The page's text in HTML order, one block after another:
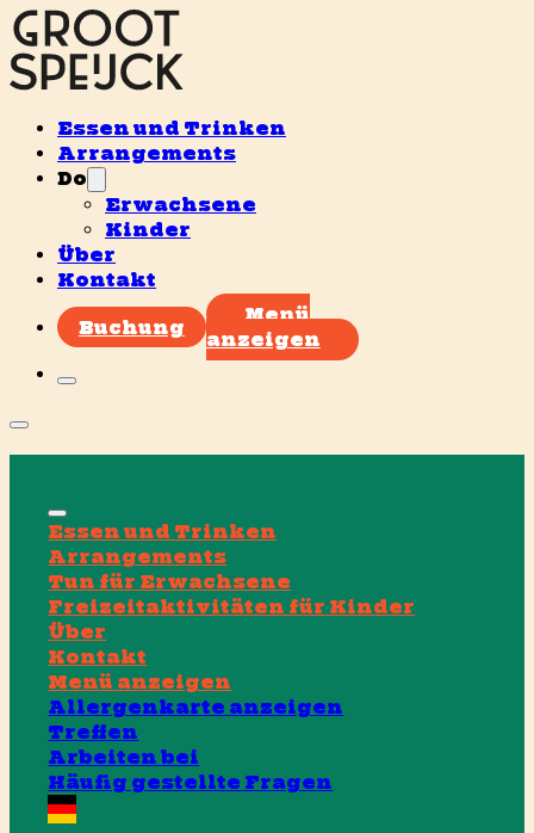
Essen und Trinken
Arrangements
Do
Erwachsene
Kinder
Über
Kontakt
Buchung
Menü
anzeigen
Essen und Trinken
Arrangements
Tun für Erwachsene
Freizeitaktivitäten für Kinder
Über
Kontakt
Menü anzeigen
Allergenkarte anzeigen
Treffen
Arbeiten bei
Häufig gestellte Fragen